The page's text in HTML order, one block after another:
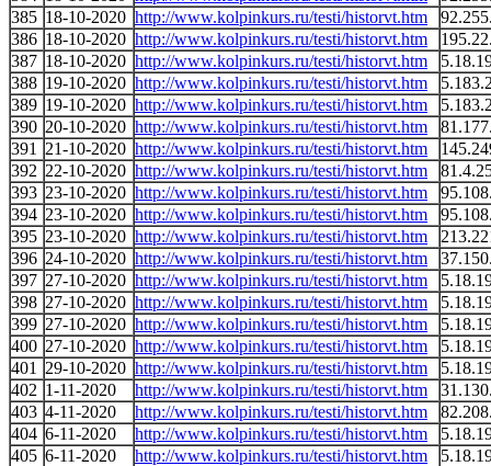
385 18-10-2020 http://www.kolpinkurs.ru/testi/historvt.htm
386 18-10-2020 http://www.kolpinkurs.ru/testi/historvt.htm
387 18-10-2020 http://www.kolpinkurs.ru/testi/historvt.htm
388 19-10-2020 http://www.kolpinkurs.ru/testi/historvt.htm
389 19-10-2020 http://www.kolpinkurs.ru/testi/historvt.htm
390 20-10-2020 http://www.kolpinkurs.ru/testi/historvt.htm
391
21-10-2020 http://www.kolpinkurs.ru/testi/historvt.htm
392 22-10-2020 http://www.kolpinkurs.ru/testi/historvt.htm
393 23-10-2020 http://www.kolpinkurs.ru/testi/historvt.htm
394 23-10-2020 http://www.kolpinkurs.ru/testi/historvt.htm
395 23-10-2020 http://www.kolpinkurs.ru/testi/historvt.htm
396 24-10-2020 http://www.kolpinkurs.ru/testi/historvt.htm
397 27-10-2020 http://www.kolpinkurs.ru/testi/historvt.htm
398 27-10-2020 http://www.kolpinkurs.ru/testi/historvt.htm
399 27-10-2020 http://www.kolpinkurs.ru/testi/historvt.htm
400 27-10-2020 http://www.kolpinkurs.ru/testi/historvt.htm
401
29-10-2020 http://www.kolpinkurs.ru/testi/historvt.htm
402 1-11-2020 http://www.kolpinkurs.ru/testi/historvt.htm
403 4-11-2020 http://www.kolpinkurs.ru/testi/historvt.htm
404 6-11-2020 http://www.kolpinkurs.ru/testi/historvt.htm
405 6-11-2020 http://www.kolpinkurs.ru/testi/historvt.htm